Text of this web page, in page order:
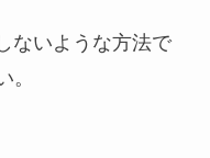
ないような方法で
。